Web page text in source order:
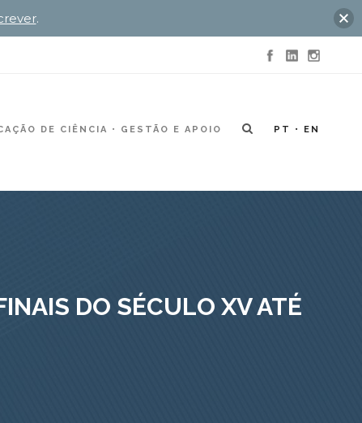
DE CIÊNCIA GESTÃO E APOIO PT EN
DO SÉCULO XV ATÉ
.